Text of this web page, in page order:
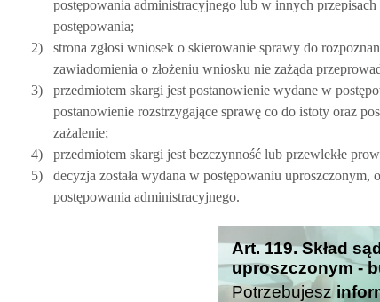
postępowania administracyjnego lub w innych
postępowania;
2)
strona zgłosi wniosek o skierowanie sprawy do
zawiadomienia o złożeniu wniosku nie zażąda
3)
przedmiotem skargi jest postanowienie wydane w
postanowienie rozstrzygające sprawę co do istoty oraz
zażalenie;
4)
przedmiotem skargi jest bezczynność lub przewlekłe
5)
decyzja została wydana w postępowaniu
postępowania administracyjnego.
Art. 119. Skład
uproszczonym -
Potrzebujesz